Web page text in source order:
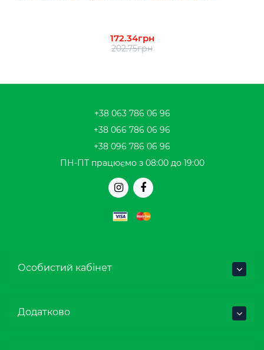
172.34грн
202.75грн
+38 063 786 06 96
+38 066 786 06 96
+38 096 786 06 96
ПН-ПТ працюємо з 08:00 до 19:00
Особистий кабінет
Додатково